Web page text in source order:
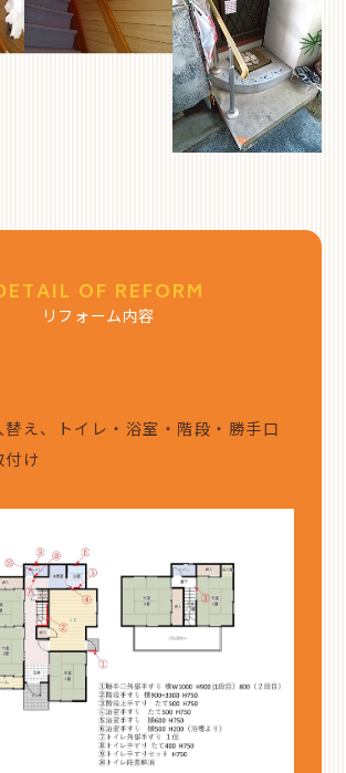
OF REFORM
リフォーム内容
替え、トイレ・浴室・階段・勝手口
け